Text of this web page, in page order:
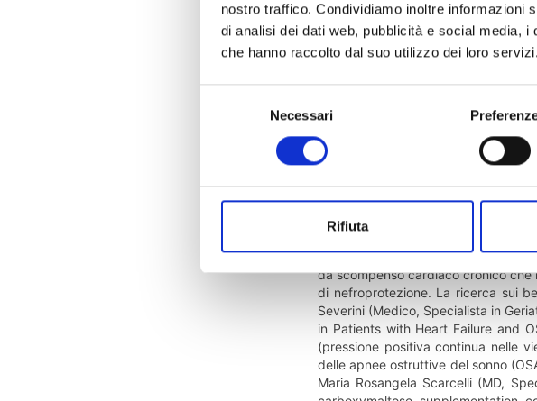
nostro traffico. Condividiamo inoltre informazioni
di analisi dei dati web, pubblicità e social media,
che hanno raccolto dal suo utilizzo dei loro servizi.
Necessari
Rifiuta
Nella splendida cornice di
Association” promosso dalla
dello scompenso cardiaco, ha
diretta dalla prof.ssa Angela
respiro internazionale attraverso
Il dott. Giuseppe Armentaro
Vericiguat” descrivendo l’effetto
da scompenso cardiaco cronico
di nefroprotezione. La ricerca sui
Severini (Medico, Specialista in
in Patients with Heart Failure and
(pressione positiva continua nelle
delle apnee ostruttive del sonno
Maria Rosangela Scarcelli (MD,